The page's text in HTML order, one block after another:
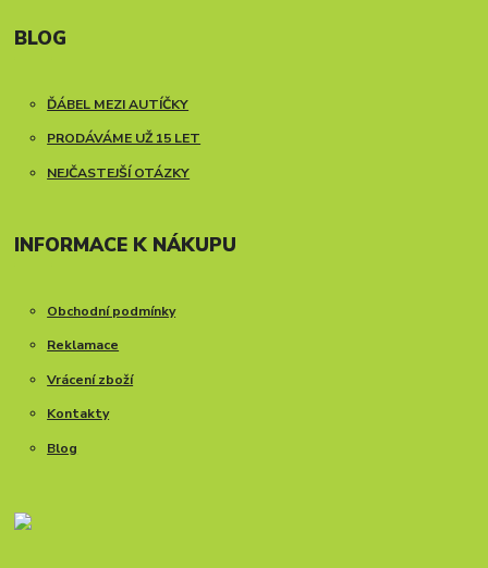
BLOG
ĎÁBEL MEZI AUTÍČKY
PRODÁVÁME UŽ 15 LET
NEJČASTEJŠÍ OTÁZKY
INFORMACE K NÁKUPU
Obchodní podmínky
Reklamace
Vrácení zboží
Kontakty
Blog